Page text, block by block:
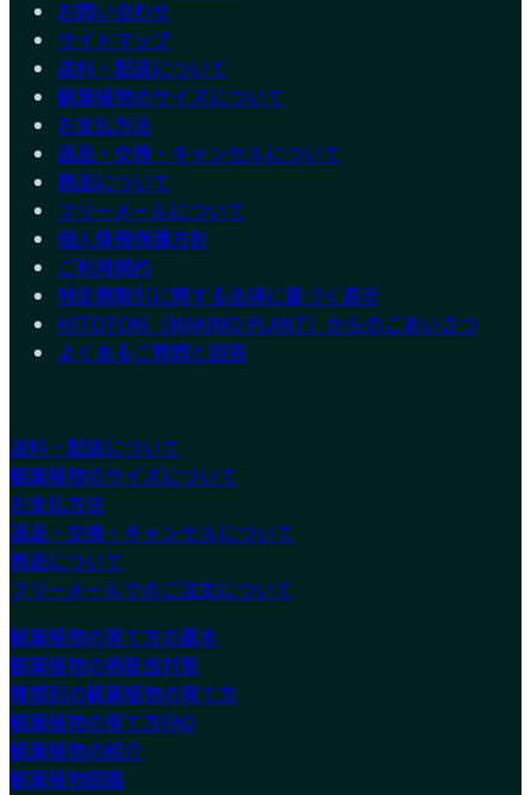
お問い合わせ
サイトマップ
送料・配送について
観葉植物のサイズについて
お支払方法
返品・交換・キャンセルについて
商品について
フリーメールについて
個人情報保護方針
ご利用規約
特定商取引に関する法律に基づく表示
HITOTOKI（MAKIMO PLANT）からのごあいさつ
よくあるご質問と回答
送料・配送について
観葉植物のサイズについて
お支払方法
返品・交換・キャンセルについて
商品について
フリーメールでのご注文について
観葉植物の育て方の基本
観葉植物の病害虫対策
種類別の観葉植物の育て方
観葉植物の育て方FAQ
観葉植物の紹介
観葉植物図鑑